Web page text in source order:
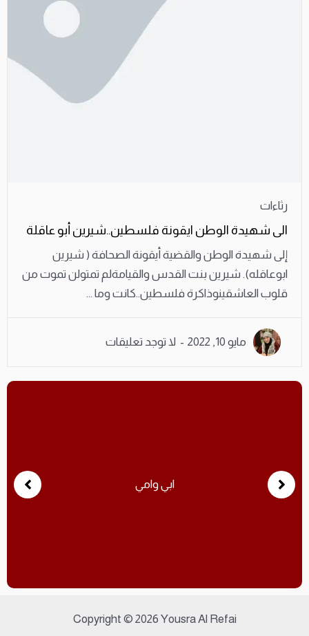
رثاءات
الى شهيدة الوطن ايقونة فلسطين..شيرين أبو عاقلة
إلى شهيدة الوطن والقضية أيقونة الصحافة ( شيرين
ابوعاقله). شيرين بنت القدس والقيامةلم تمتولن تموت من
قلوب العاشقينوذاكرة فلسطين..كانت وما ...
مايو 10, 2022 لا توجد تعليقات
ابي وامي
Copyright © 2026 Yousra Al Refai